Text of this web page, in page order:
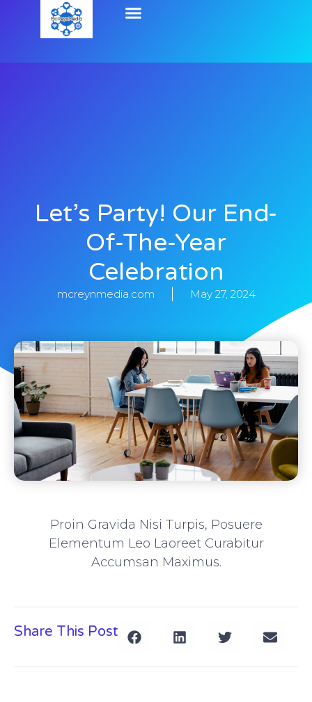
Let’s Party! Our End-
Of-The-Year
Celebration
mcreynmedia.com May 27, 2024
Proin Gravida Nisi Turpis, Posuere
Elementum Leo Laoreet Curabitur
Accumsan Maximus.
Share This Post